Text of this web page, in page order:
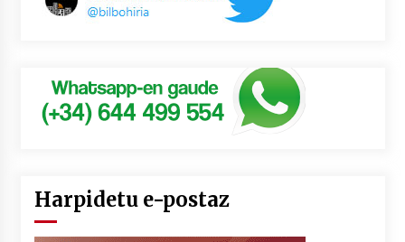
Harpidetu e-postaz